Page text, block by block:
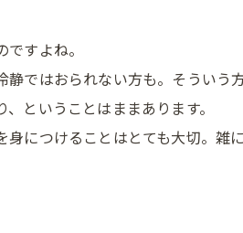
すよね。
ではおられない方も。そうい
ということはままあります。
につけることはとても大切。雑